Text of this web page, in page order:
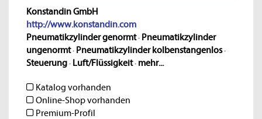
Konstandin GmbH
http://www.konstandin.com
Pneumatikzylinder genormt· Pneumatikzylinder
ungenormt· Pneumatikzylinder kolbenstangenlos·
Steuerung· Luft/Flüssigkeit· mehr...
Katalog vorhanden
Online-Shop vorhanden
Premium-Profil